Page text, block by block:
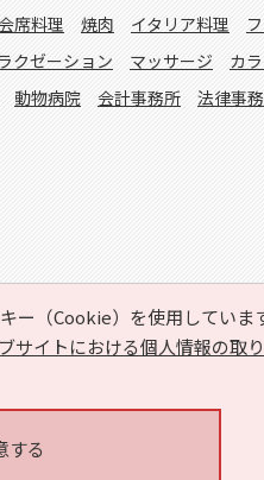
ー（Cookie）を使用していま
サイトにおける個人情報の取
する
席料理 焼肉 イタリア料理
クゼーション マッサージ
カ
動物病院 会計事務所 法律事